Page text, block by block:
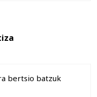
bertsio batzuk